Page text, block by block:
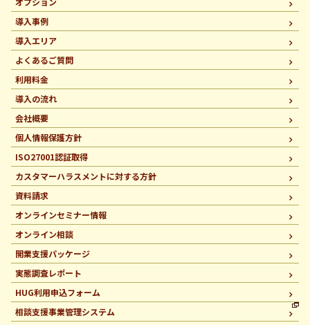
導入事例
導入エリア
よくあるご質問
利用料金
導入の流れ
会社概要
個人情報保護方針
ISO27001認証取得
カスタマーハラスメントに対する方針
資料請求
オンラインセミナー情報
オンライン相談
開業支援パッケージ
実態調査レポート
HUG利用申込フォーム
相談支援事業管理システム